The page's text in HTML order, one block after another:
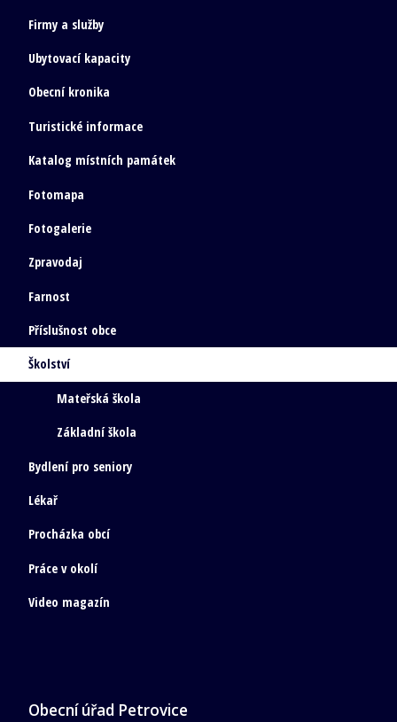
Firmy a služby
Ubytovací kapacity
Obecní kronika
Turistické informace
Katalog místních památek
Fotomapa
Fotogalerie
Zpravodaj
Farnost
Příslušnost obce
Školství
Mateřská škola
Základní škola
Bydlení pro seniory
Lékař
Procházka obcí
Práce v okolí
Video magazín
Obecní úřad Petrovice